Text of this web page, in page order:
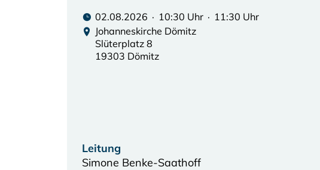
02.08.2026 · 10:30 Uhr · 11:30 Uhr
Johanneskirche Dömitz
Slüterplatz 8
19303 Dömitz
Leitung
Simone Benke-Saathoff